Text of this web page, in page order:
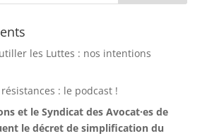
les Luttes : nos intentions
: le podcast !
et le Syndicat des Avocat·es de
le décret de simplification du